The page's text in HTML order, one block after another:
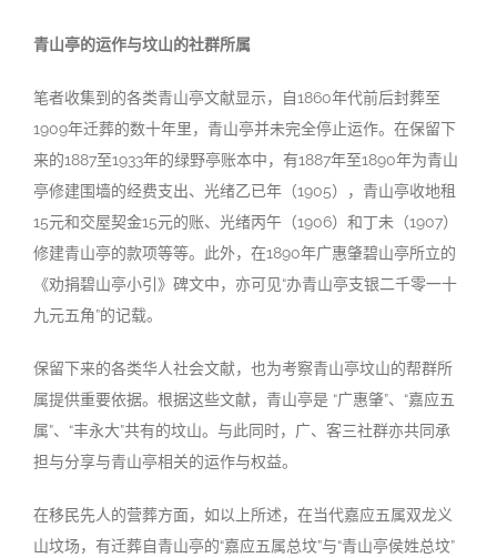
青山亭的运作与坟山的社群所属
笔者收集到的各类青山亭文献显示，自1860年代前后封葬至
1909年迁葬的数十年里，青山亭并未完全停止运作。在保留下
来的1887至1933年的绿野亭账本中，有1887年至1890年为青山
亭修建围墙的经费支出、光绪乙已年（1905），青山亭收地租
15元和交屋契金15元的账、光绪丙午（1906）和丁未（1907）
修建青山亭的款项等等。此外，在1890年广惠肇碧山亭所立的
《劝捐碧山亭小引》碑文中，亦可见“办青山亭支银二千零一十
九元五角”的记载。
保留下来的各类华人社会文献，也为考察青山亭坟山的帮群所
属提供重要依据。根据这些文献，青山亭是 “广惠肇”、“嘉应五
属”、“丰永大”共有的坟山。与此同时，广、客三社群亦共同承
担与分享与青山亭相关的运作与权益。
在移民先人的营葬方面，如以上所述，在当代嘉应五属双龙义
山坟场，有迁葬自青山亭的“嘉应五属总坟”与“青山亭侯姓总坟”